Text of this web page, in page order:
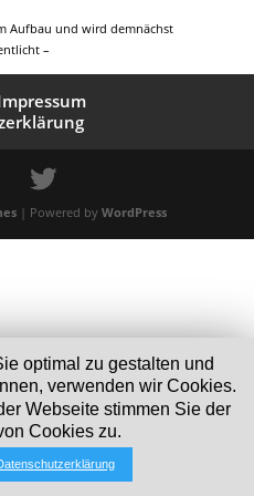
Aufbau und wird demnächst
–
| Powered by WordPress
optimal zu gestalten und
verwenden wir Cookies.
Webseite stimmen Sie der
Cookies zu.